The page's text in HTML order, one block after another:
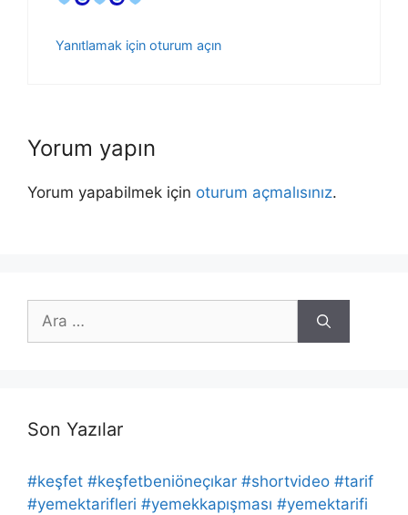
Yanıtlamak için oturum açın
Yorum yapın
Yorum yapabilmek için oturum açmalısınız.
için
Son Yazılar
#keşfet #keşfetbeniöneçıkar #shortvideo #tarif
#yemektarifleri #yemekkapışması #yemektarifi